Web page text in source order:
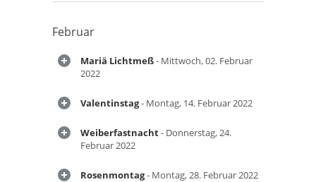
Februar
Mariä Lichtmeß- Mittwoch, 02. Februar
2022
Valentinstag- Montag, 14. Februar 2022
Weiberfastnacht- Donnerstag, 24.
Februar 2022
Rosenmontag- Montag, 28. Februar 2022